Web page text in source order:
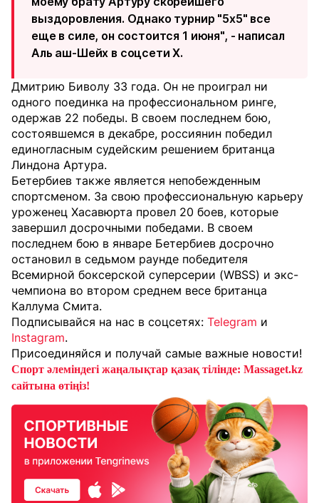
выздоровления. Однако турнир "5х5" все
еще в силе, он состоится 1 июня", - написал
Аль аш-Шейх в соцсети X.
Дмитрию Биволу 33 года. Он не проиграл ни
одного поединка на профессиональном ринге,
одержав 22 победы. В своем последнем бою,
состоявшемся в декабре, россиянин победил
единогласным судейским решением британца
Линдона Артура.
Бетербиев также является непобежденным
спортсменом. За свою профессиональную карьеру
уроженец Хасавюрта провел 20 боев, которые
завершил досрочными победами. В своем
последнем бою в январе Бетербиев досрочно
остановил в седьмом раунде победителя
Всемирной боксерской суперсерии (WBSS) и экс-
чемпиона во втором среднем весе британца
Каллума Смита.
Подписывайся на нас в соцсетях: Telegram и
Instagram.
Присоединяйся и получай самые важные новости!
Спорт әлеміндегі жаңалықтар қазақ тілінде: Massaget.kz
сайтына өтіңіз!